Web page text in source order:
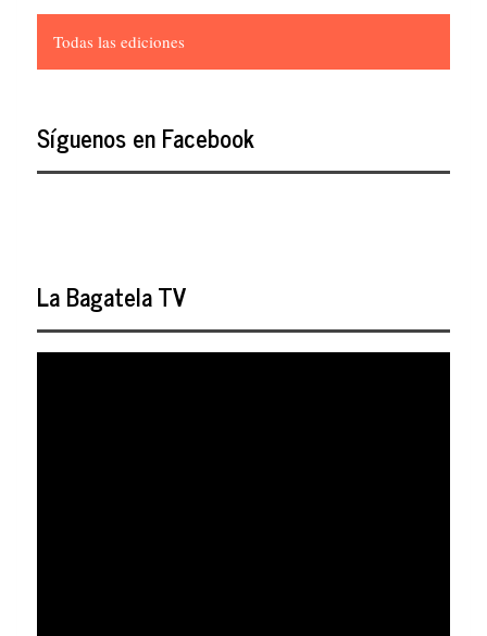
Todas las ediciones
Síguenos en Facebook
La Bagatela TV